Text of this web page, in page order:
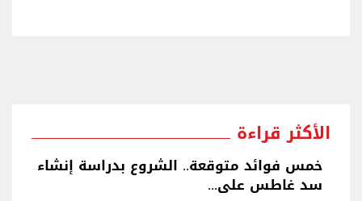
الأكثر قراءة
خمس فوائد متوقعة.. الشروع بدراسة إنشاء
سد غاطس على...